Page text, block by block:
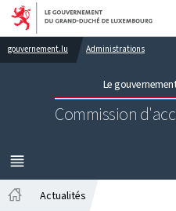
Aller au
Aller au
gouvernement.lu Administrations
Le
Commission
MENU
PRINCIPAL
Actualités